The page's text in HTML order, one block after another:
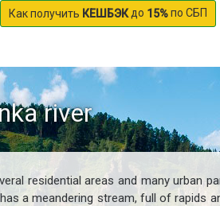
Как получить КЕШБЭКдо 15%по СБП
river
residential areas and many urban
a meandering stream, full of rapids